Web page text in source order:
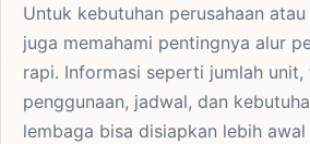
Untuk kebutuhan perusahaan
juga memahami pentingnya alur
rapi. Informasi seperti jumlah unit,
penggunaan, jadwal, dan
lembaga bisa disiapkan lebih